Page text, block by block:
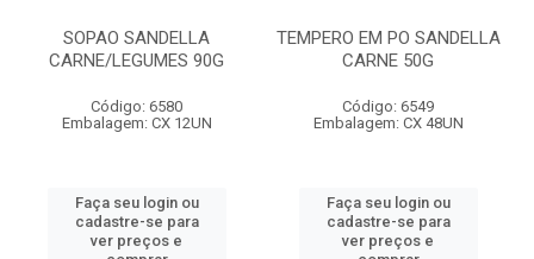
SOPAO SANDELLA
CARNE/LEGUMES 90G
Código: 6580
Embalagem: CX 12UN
Faça seu login ou
cadastre-se para
ver preços e
TEMPERO EM PO SANDELLA
CARNE 50G
Código: 6549
Embalagem: CX 48UN
Faça seu login ou
cadastre-se para
ver preços e